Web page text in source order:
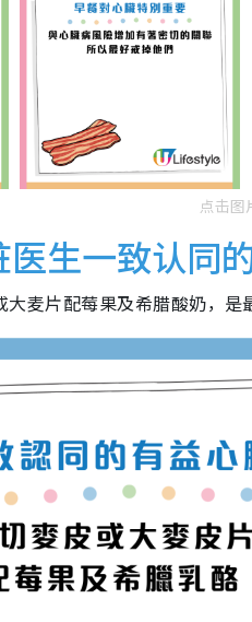
点击图
生一致认同
麦片配莓果及希腊酸奶，是